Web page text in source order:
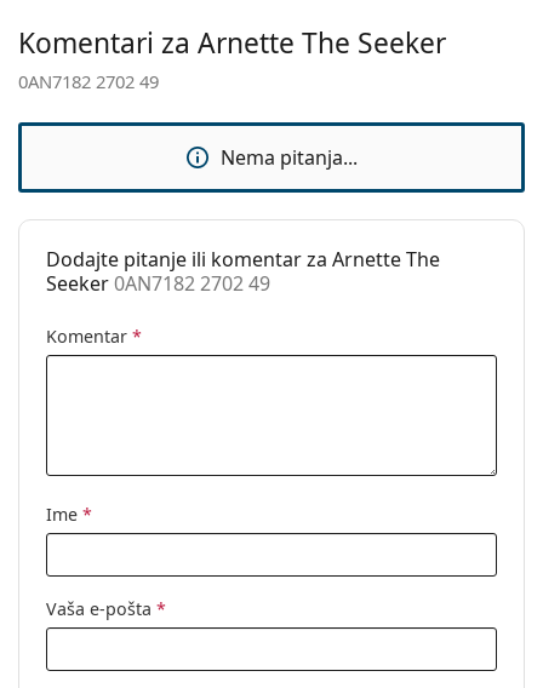
Prilagodljivi
Ne
Kutijica:
Da
Krpa za
čišćenje:
Da
Ostalo
Spol:
Komentari za Arnette The Seeker
0AN7182 2702 49
Nema pitanja...
Dodajte pitanje ili komentar za Arnette The
Seeker0AN7182 2702 49
Komentar *
Ime *
Vaša e-pošta *